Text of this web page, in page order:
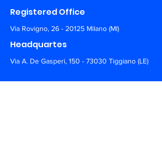
Registered Office
Via Rovigno, 26 - 20125 Milano (MI)
Headquartes
Via A. De Gasperi, 150 - 73030 Tiggiano (LE)